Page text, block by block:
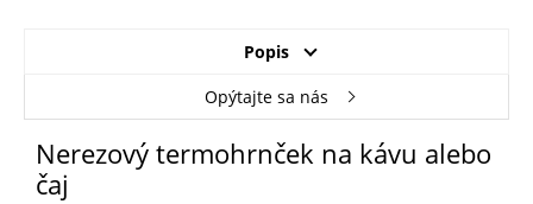
Popis
Opýtajte sa nás
Nerezový termohrnček na kávu alebo
čaj